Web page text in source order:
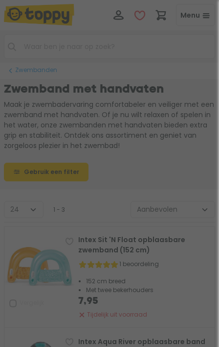
Menu
Zwembanden
Zwemband met handvaten
Maak je zwembadervaring comfortabeler en veiliger met een
zwemband met handvaten. Of je nu wilt relaxen of spelen in
het water, onze zwembanden met handvaten bieden extra
grip en stabiliteit. Ontdek ons assortiment en geniet van
zorgeloos plezier in het zwembad!
Gebruik een filter
1 - 3
Intex Sit 'N Float opblaasbare
zwemband (152 cm)
1 beoordeling
152 cm breed
Met twee bekerhouders
Tijdelijk uit voorraad
7,95
Intex Aqua River opblaasbare band